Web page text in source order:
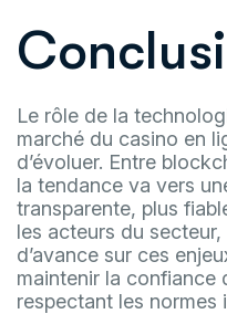
Le rôle de la
marché du casino en
d’évoluer. Entre
la tendance va vers
transparente, plus
les acteurs du
d’avance sur ces
maintenir la confiance
respectant les normes